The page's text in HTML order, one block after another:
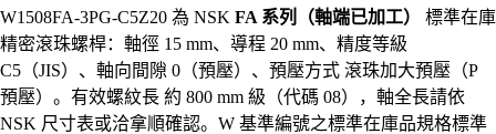
W1508FA-3PG-C5Z20 為 NSK FA 系列（軸端已加工）
標準在庫
精密滾珠螺桿：軸徑 15 mm、導程 20 mm、精度等級
C5（JIS）、軸向間隙 0（預壓）、預壓方式 滾珠加大預壓（P
預壓）。有效螺紋長 約 800 mm 級（代碼 08），軸全長請依
NSK 尺寸表或洽拿順確認。W 基準編號之標準在庫品規格標準